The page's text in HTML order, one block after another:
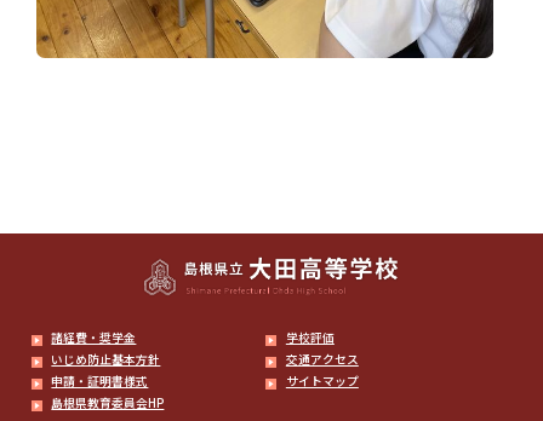
諸経費・奨学金
学校評価
いじめ防止基本方針
交通アクセス
申請・証明書様式
サイトマップ
島根県教育委員会HP